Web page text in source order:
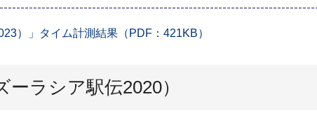
）」タイム計測結果（PDF：421KB）
ラシア駅伝2020）